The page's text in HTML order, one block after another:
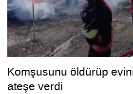
Komşusunu öldürüp
ateşe verdi